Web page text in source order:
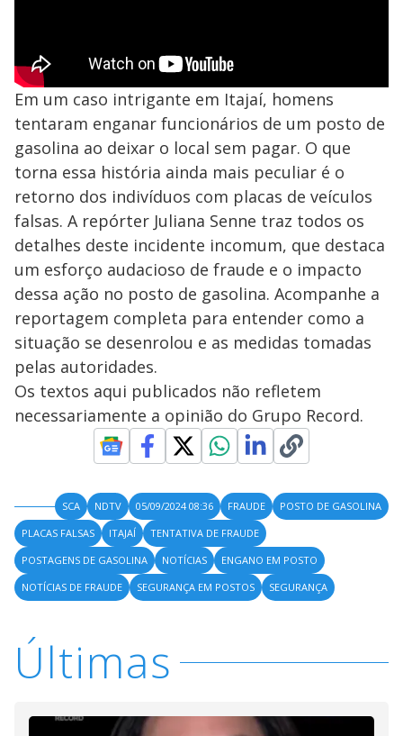
Em um caso intrigante em Itajaí, homens
tentaram enganar funcionários de um posto de
gasolina ao deixar o local sem pagar. O que
torna essa história ainda mais peculiar é o
retorno dos indivíduos com placas de veículos
falsas. A repórter Juliana Senne traz todos os
detalhes deste incidente incomum, que destaca
um esforço audacioso de fraude e o impacto
dessa ação no posto de gasolina. Acompanhe a
reportagem completa para entender como a
situação se desenrolou e as medidas tomadas
pelas autoridades.
Os textos aqui publicados não refletem
necessariamente a opinião do Grupo Record.
SCA NDTV 05/09/2024 08:36 FRAUDE
POSTO DE GASOLINA
PLACAS FALSAS
ITAJAÍ
TENTATIVA DE FRAUDE
POSTAGENS DE GASOLINA
NOTÍCIAS
ENGANO EM POSTO
NOTÍCIAS DE FRAUDE
SEGURANÇA EM POSTOS SEGURANÇA
Últimas